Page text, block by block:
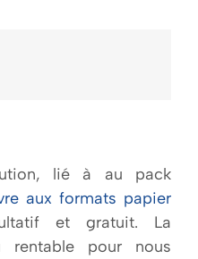
lié à au pack
aux formats papier
et gratuit. La
rentable pour nous